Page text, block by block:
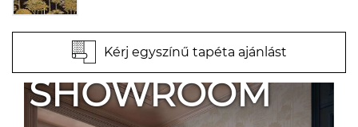
Kérj egyszínű tapéta ajánlást
SHOWROOM